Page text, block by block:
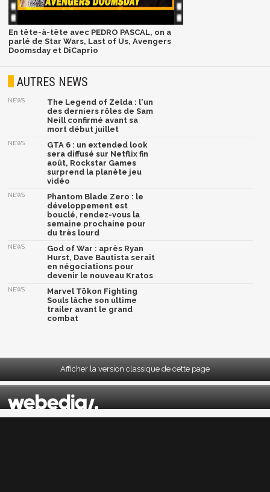
En tête-à-tête avec PEDRO PASCAL, on a
parlé de Star Wars, Last of Us, Avengers
Doomsday et DiCaprio
AUTRES NEWS
NEWS
The Legend of Zelda : l'un
des derniers rôles de Sam
Neill confirmé avant sa
mort début juillet
NEWS
GTA 6 : un extended look
sera diffusé sur Netflix fin
août, Rockstar Games
surprend la planète jeu
vidéo
NEWS
Phantom Blade Zero : le
développement est
bouclé, rendez-vous la
semaine prochaine pour
du très lourd
NEWS
God of War : après Ryan
Hurst, Dave Bautista serait
en négociations pour
devenir le nouveau Kratos
NEWS
Marvel Tōkon Fighting
Souls lâche son ultime
trailer avant le grand
combat
Afficher la version classique de cette page